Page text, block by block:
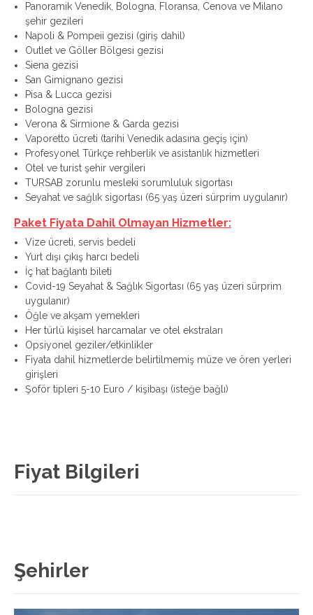
Panoramik Venedik, Bologna, Floransa, Cenova ve Milano
şehir gezileri
Napoli & Pompeii gezisi (giriş dahil)
Outlet ve Göller Bölgesi gezisi
Siena gezisi
San Gimignano gezisi
Pisa & Lucca gezisi
Bologna gezisi
Verona & Sirmione & Garda gezisi
Vaporetto ücreti (tarihi Venedik adasına geçiş için)
Profesyonel Türkçe rehberlik ve asistanlık hizmetleri
Otel ve turist şehir vergileri
TURSAB zorunlu mesleki sorumluluk sigortası
Seyahat ve sağlık sigortası (65 yaş üzeri sürprim uygulanır)
Paket Fiyata Dahil Olmayan Hizmetler:
Vize ücreti, servis bedeli
Yurt dışı çıkış harcı bedeli
İç hat bağlantı bileti
Covid-19 Seyahat & Sağlık Sigortası (65 yaş üzeri sürprim
uygulanır)
Öğle ve akşam yemekleri
Her türlü kişisel harcamalar ve otel ekstraları
Opsiyonel geziler/etkinlikler
Fiyata dahil hizmetlerde belirtilmemiş müze ve ören yerleri
girişleri
Şoför tipleri 5-10 Euro / kişibaşı (isteğe bağlı)
Fiyat Bilgileri
Şehirler